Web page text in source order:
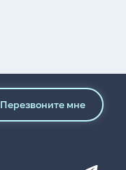
Перезвоните мне